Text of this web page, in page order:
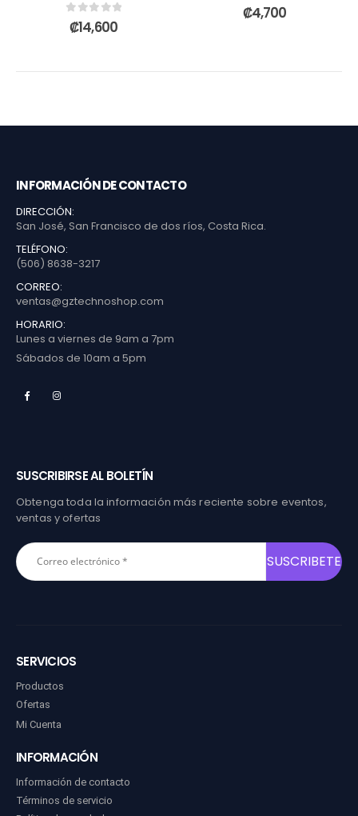
0out of 5
₡14,600
out of 5
₡4,700
INFORMACIÓN DE CONTACTO
DIRECCIÓN:
San José, San Francisco de dos ríos, Costa Rica.
TELÉFONO:
(506) 8638-3217
CORREO:
ventas@gztechnoshop.com
HORARIO:
Lunes a viernes de 9am a 7pm
Sábados de 10am a 5pm
SUSCRIBIRSE AL BOLETÍN
Obtenga toda la información más reciente sobre eventos,
ventas y ofertas
SERVICIOS
Productos
Ofertas
Mi Cuenta
INFORMACIÓN
Información de contacto
Términos de servicio